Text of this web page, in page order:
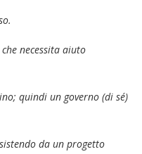
necessita aiuto
quindi un governo (di sé)
da un progetto